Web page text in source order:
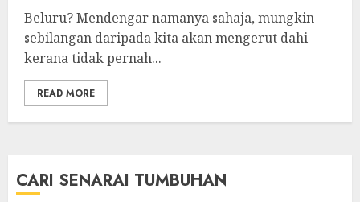
Beluru? Mendengar namanya sahaja, mungkin
sebilangan daripada kita akan mengerut dahi
kerana tidak pernah...
READ MORE
CARI SENARAI TUMBUHAN